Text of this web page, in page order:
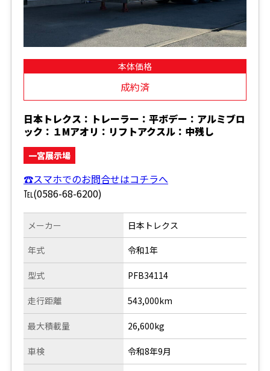
本体価格
成約済
日本トレクス：トレーラー：平ボデー：アルミブロ
ック：１Mアオリ：リフトアクスル：中残し
一宮展示場
☎スマホでのお問合せはコチラへ
℡(0586-68-6200)
メーカー
年式
型式
走行距離
日本トレクス
令和1年
PFB34114
543,000km
最大積載量
車検
26,600kg
令和8年9月